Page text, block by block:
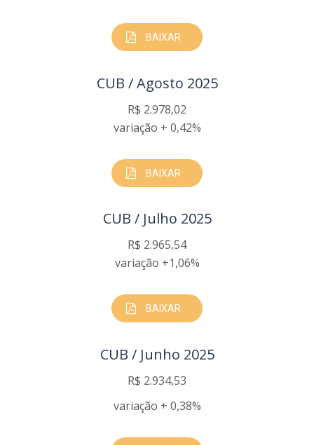
BAIXAR
CUB / Agosto 2025
R$ 2.978,02
variação + 0,42%
BAIXAR
CUB / Julho 2025
R$ 2.965,54
variação +1,06%
BAIXAR
CUB / Junho 2025
R$ 2.934,53
variação + 0,38%